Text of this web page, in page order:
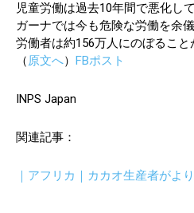
児童労働は過去10年間で悪化し
ガーナでは今も危険な労働を余
労働者は約156万人にのぼること
（原文へ） FBポスト
INPS Japan
関連記事：
｜アフリカ｜カカオ生産者がよ